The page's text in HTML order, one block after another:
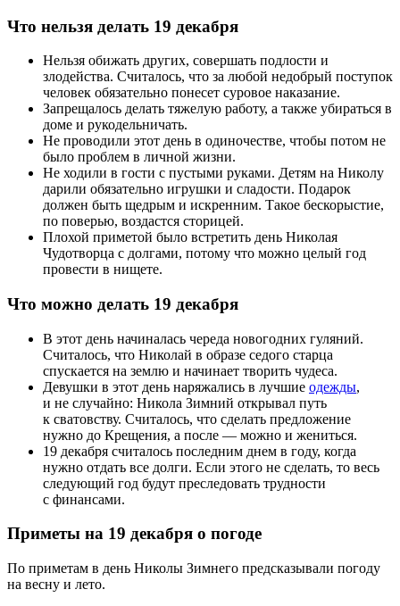
Что нельзя делать 19 декабря
Нельзя обижать других, совершать подлости и
злодейства. Считалось, что за любой недобрый поступок
человек обязательно понесет суровое наказание.
Запрещалось делать тяжелую работу, а также убираться в
доме и рукодельничать.
Не проводили этот день в одиночестве, чтобы потом не
было проблем в личной жизни.
Не ходили в гости с пустыми руками. Детям на Николу
дарили обязательно игрушки и сладости. Подарок
должен быть щедрым и искренним. Такое бескорыстие,
по поверью, воздастся сторицей.
Плохой приметой было встретить день Николая
Чудотворца с долгами, потому что можно целый год
провести в нищете.
Что можно делать 19 декабря
В этот день начиналась череда новогодних гуляний.
Считалось, что Николай в образе седого старца
спускается на землю и начинает творить чудеса.
Девушки в этот день наряжались в лучшие одежды,
и не случайно: Никола Зимний открывал путь
к сватовству. Считалось, что сделать предложение
нужно до Крещения, а после — можно и жениться.
19 декабря считалось последним днем в году, когда
нужно отдать все долги. Если этого не сделать, то весь
следующий год будут преследовать трудности
с финансами.
Приметы на 19 декабря о погоде
По приметам в день Николы Зимнего предсказывали погоду
на весну и лето.